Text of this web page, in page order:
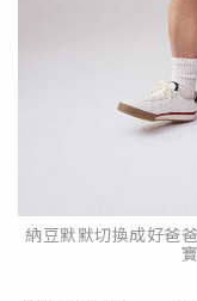
納豆默默切換成好爸